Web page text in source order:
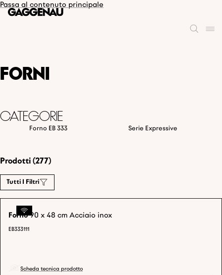
Passa al contenuto principale
Forni
Categorie
Forno EB 333 Serie Expressive
Prodotti (277)
Tutti I Filtri
Forno 90 x 48 cm Acciaio inox
EB333111
Scheda tecnica prodotto